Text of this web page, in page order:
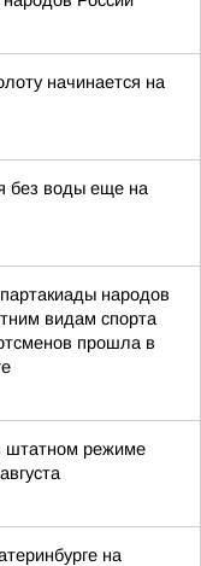
начинается на
без воды еще на
народов
видам спорта
прошла в
штатном режиме
на